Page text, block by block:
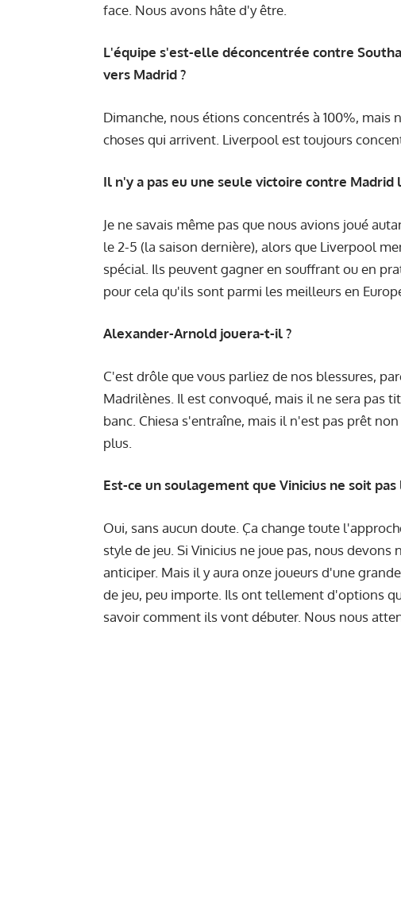
face. Nous avons hâte d'y être.
L'équipe s'est-elle déconcentrée contre
vers Madrid ?
Dimanche, nous étions concentrés à 100%, mais
choses qui arrivent. Liverpool est toujours
Il n'y a pas eu une seule victoire contre
Je ne savais même pas que nous avions joué
le 2-5 (la saison dernière), alors que Liverpool
spécial. Ils peuvent gagner en souffrant ou en
pour cela qu'ils sont parmi les meilleurs en
Alexander-Arnold jouera-t-il ?
C'est drôle que vous parliez de nos blessures,
Madrilènes. Il est convoqué, mais il ne sera pas
banc. Chiesa s'entraîne, mais il n'est pas prêt
plus.
Est-ce un soulagement que Vinicius ne soit pas
Oui, sans aucun doute. Ça change toute
style de jeu. Si Vinicius ne joue pas, nous
anticiper. Mais il y aura onze joueurs d'une
de jeu, peu importe. Ils ont tellement d'options
savoir comment ils vont débuter. Nous nous